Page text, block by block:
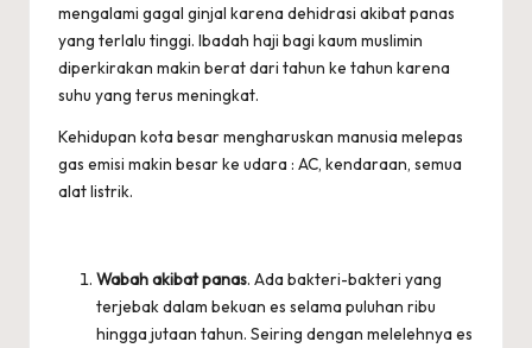
mengalami gagal ginjal karena dehidrasi akibat panas
yang terlalu tinggi. Ibadah haji bagi kaum muslimin
diperkirakan makin berat dari tahun ke tahun karena
suhu yang terus meningkat.
Kehidupan kota besar mengharuskan manusia melepas
gas emisi makin besar ke udara : AC, kendaraan, semua
alat listrik.
Wabah akibat panas. Ada bakteri-bakteri yang
terjebak dalam bekuan es selama puluhan ribu
hingga jutaan tahun. Seiring dengan melelehnya es